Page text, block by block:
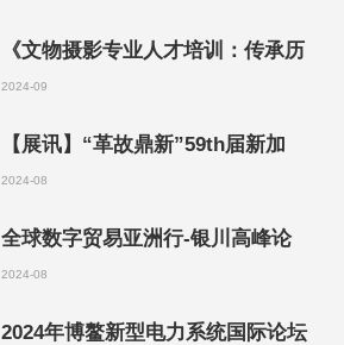
《文物摄影专业人才培训：传承历
2024-09
【展讯】“革故鼎新”59th届新加
2024-08
全球数字贸易亚洲行-银川高峰论
2024-08
2024年博鳌新型电力系统国际论坛